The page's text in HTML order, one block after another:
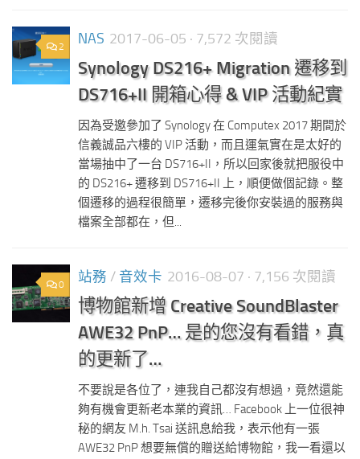
2 NAS 2017-06-05 · 7,572 次閱讀
Synology DS216+ Migration 遷移到
DS716+II 開箱心得 & VIP 活動紀實
因為受邀參加了 Synology 在 Computex 2017 期間於
信義誠品六樓的 VIP 活動，而且運氣實在是太好的
當場抽中了一台 DS716+II，所以回家後就把服役中
的 DS216+ 遷移到 DS716+II 上，順便做個記錄。整
個遷移的過程很簡單，遷移完後你安裝過的服務與
檔案全部都在，但...
0 站務 / 音效卡 2016-08-07 · 7,156 次閱讀
博物館新增 Creative SoundBlaster
AWE32 PnP… 是的您沒有看錯，真
的更新了…
不要說是各位了，連我自己都沒有想過，竟然還能
夠有機會更新老本業的資訊… Facebook 上一位很神
秘的網友 M.h. Tsai 送訊息給我，表示他有一張
AWE32 PnP 想要無償的贈送給博物館，我一看還以